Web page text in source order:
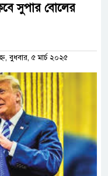
সুপার বোলের
বুধবার, ৫ মার্চ ২০২৫